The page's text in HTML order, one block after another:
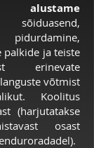
ja teiste
erinevate
võtmist
Koolitus
(harjutatakse
osast